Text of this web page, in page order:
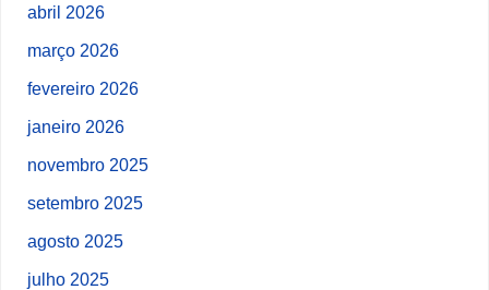
abril 2026
março 2026
fevereiro 2026
janeiro 2026
novembro 2025
setembro 2025
agosto 2025
julho 2025